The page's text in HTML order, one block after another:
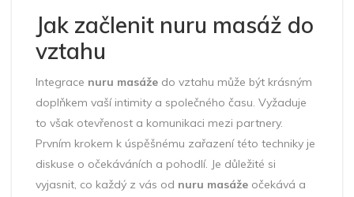
Jak začlenit nuru masáž do
vztahu
Integrace nuru masáže do vztahu může být krásným
doplňkem vaší intimity a společného času. Vyžaduje
to však otevřenost a komunikaci mezi partnery.
Prvním krokem k úspěšnému zařazení této techniky je
diskuse o očekáváních a pohodlí. Je důležité si
vyjasnit, co každý z vás od nuru masáže očekává a